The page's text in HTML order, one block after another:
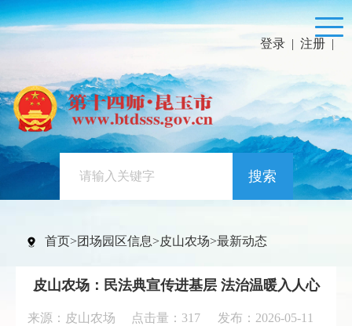
登录 | 注册 |
搜索
首页>团场园区信息>皮山农场>最新动态
皮山农场：民法典宣传进基层 法治温暖入人心
来源：皮山农场 点击量： 317
发布：2026-05-11